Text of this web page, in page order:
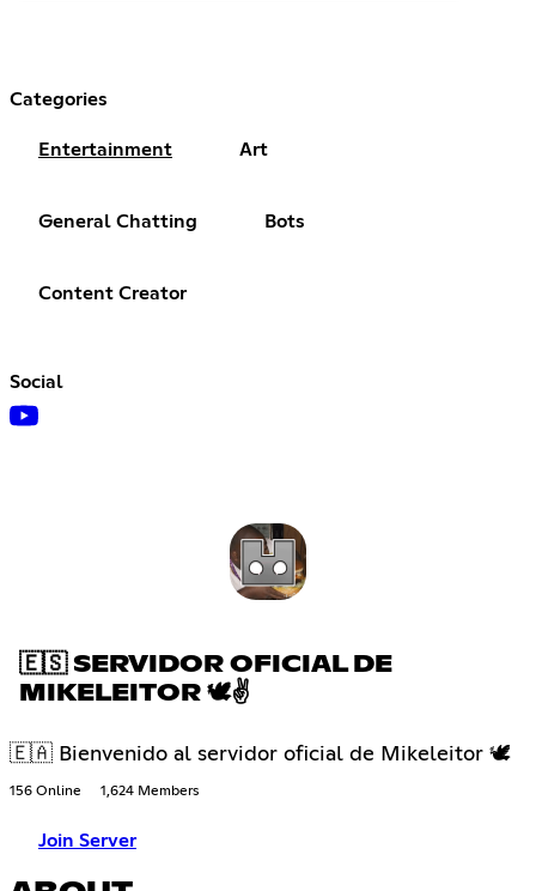
Categories
Entertainment Art
General Chatting Bots
Content Creator
Social
🇪🇸 SERVIDOR OFICIAL DE
MIKELEITOR 🕊✌
🇪🇦 Bienvenido al servidor oficial de Mikeleitor 🕊
156 Online 1,624 Members
Join Server